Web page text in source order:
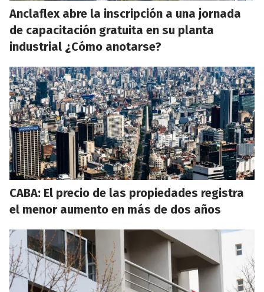
Anclaflex abre la inscripción a una jornada
de capacitación gratuita en su planta
industrial ¿Cómo anotarse?
CABA: El precio de las propiedades registra
el menor aumento en más de dos años